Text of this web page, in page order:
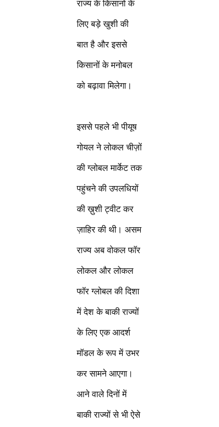
राज्य के किसानो के
लिए बड़े खुशी की
बात है और इससे
किसानों के मनोबल
को बढ़ावा मिलेगा।
इससे पहले भी पीयूष
गोयल ने लोकल चीज़ों
की ग्लोबल मार्केट तक
पहुंचने की उपलधियों
की ख़ुशी ट्वीट कर
ज़ाहिर की थी। असम
राज्य अब वोकल फॉर
लोकल और लोकल
फॉर ग्लोबल की दिशा
में देश के बाकी राज्यों
के लिए एक आदर्श
मॉडल के रूप में उभर
कर सामने आएगा।
आने वाले दिनों में
बाकी राज्यों से भी ऐसे